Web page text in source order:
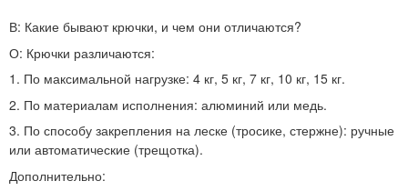
В: Какие бывают крючки, и чем они отличаются?
О: Крючки различаются:
1. По максимальной нагрузке: 4 кг, 5 кг, 7 кг, 10 кг, 15 кг.
2. По материалам исполнения: алюминий или медь.
3. По способу закрепления на леске (тросике, стержне): ручные
или автоматические (трещотка).
Дополнительно: